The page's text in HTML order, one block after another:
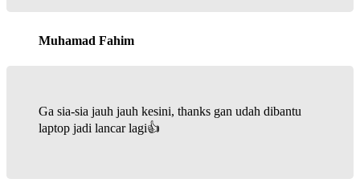
Muhamad Fahim
Ga sia-sia jauh jauh kesini, thanks gan udah dibantu
laptop jadi lancar lagi👍